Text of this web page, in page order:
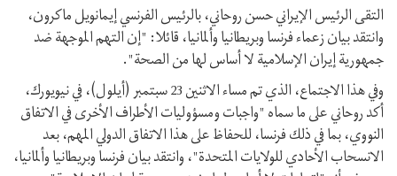
التقى الرئيس الإيراني حسن روحاني، بالرئيس الفرنسي إيمانويل ماكرون،
وانتقد بيان زعماء فرنسا وبریطانیا وألمانیا، قائلا: "إن التهم الموجهة ضد
جمهورية إيران الإسلامية لا أساس لها من الصحة".
وفي هذا الاجتماع، الذي تم مساء الاثنين 23 سبتمبر (أيلول)، في نيويورك،
أكد روحاني على ما سماه "واجبات ومسؤوليات الأطراف الأخرى في الاتفاق
النووي، بما في ذلك فرنسا، للحفاظ على هذا الاتفاق الدولي المهم، بعد
الانسحاب الأحادي للولايات المتحدة"، وانتقد بيان فرنسا وبريطانيا وألمانيا،